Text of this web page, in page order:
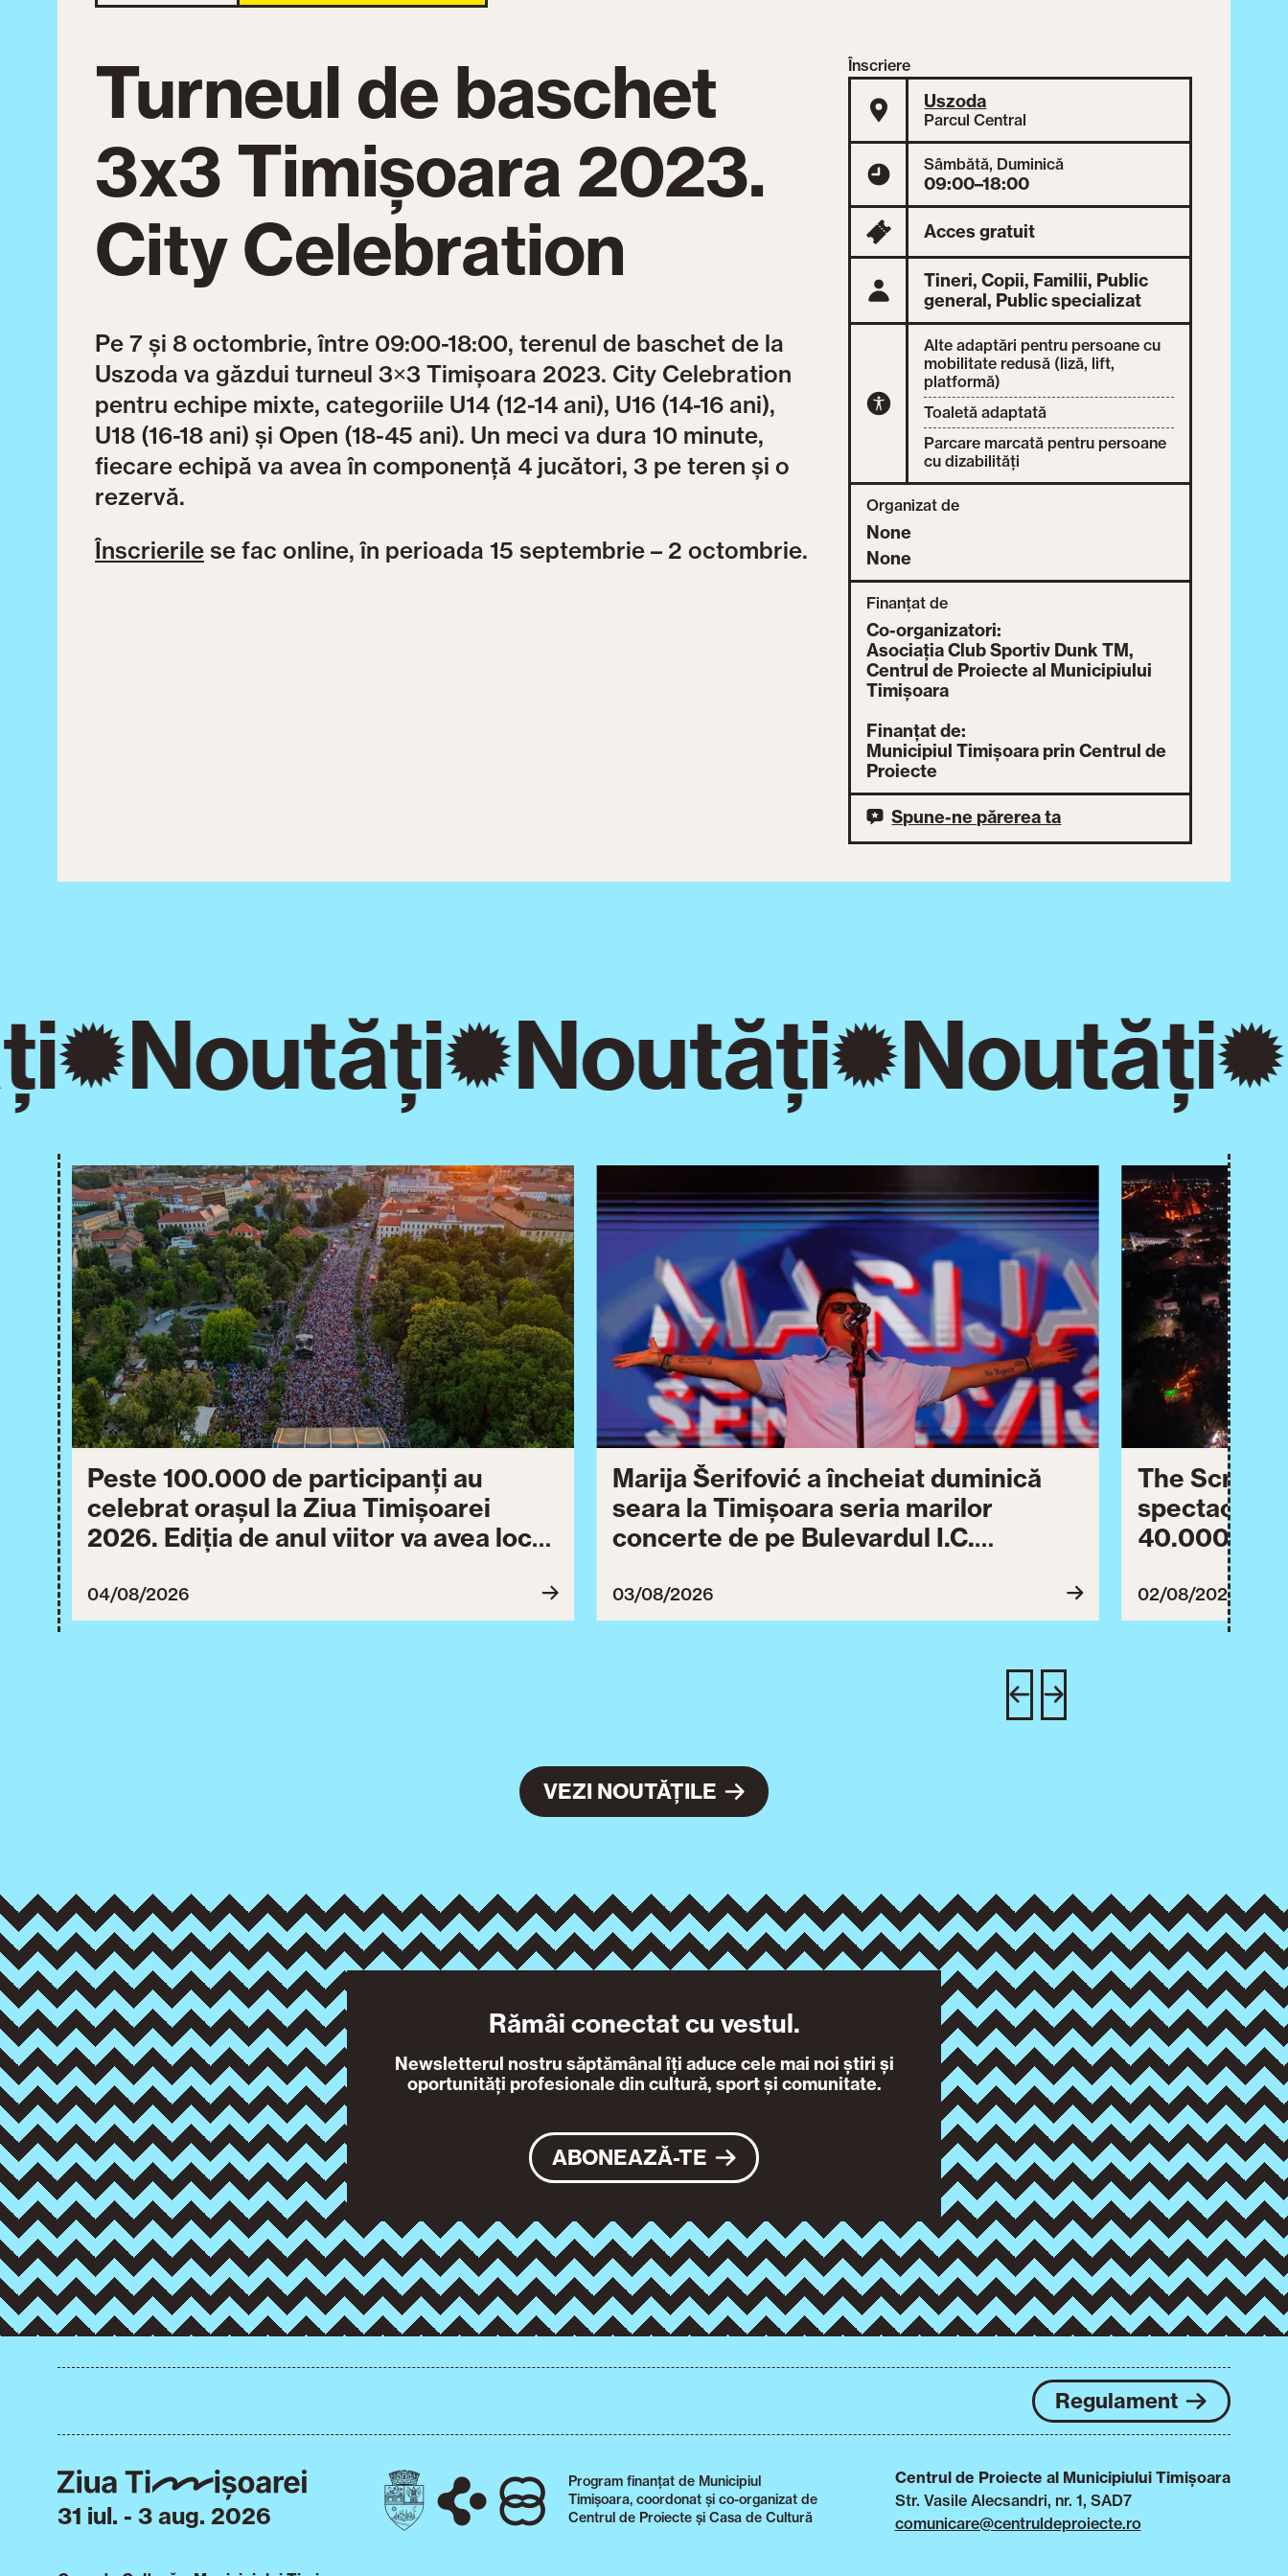
Turneul de baschet
3x3 Timișoara 2023.
City Celebration
Pe 7 și 8 octombrie, între 09:00-18:00, terenul de baschet de la
Uszoda va găzdui turneul 3×3 Timișoara 2023. City Celebration
pentru echipe mixte, categoriile U14 (12-14 ani), U16 (14-16 ani),
U18 (16-18 ani) și Open (18-45 ani). Un meci va dura 10 minute,
fiecare echipă va avea în componență 4 jucători, 3 pe teren și o
rezervă.
Înscrierile se fac online, în perioada 15 septembrie – 2 octombrie.
Înscriere
Uszoda
Parcul Central
Sâmbătă, Duminică
09:00–18:00
Acces gratuit
Tineri, Copii, Familii, Public
general, Public specializat
Alte adaptări pentru persoane cu
mobilitate redusă (liză, lift,
platformă)
Toaletă adaptată
Parcare marcată pentru persoane
cu dizabilități
Organizat de
None
None
Finanțat de
Co-organizatori:
Asociația Club Sportiv Dunk TM,
Centrul de Proiecte al Municipiului
Timișoara
Finanțat de:
Municipiul Timișoara prin Centrul de
Proiecte
Spune-ne părerea ta
Noutăți Noutăți Noutăți
Peste 100.000 de participanți au
celebrat orașul la Ziua Timișoarei
2026. Ediția de anul viitor va avea loc
04/08/2026
Marija Šerifović a încheiat duminică
seara la Timișoara seria marilor
concerte de pe Bulevardul I.C.
Ziua Timișoarei continuă astăzi cu o
ultimă serie de evenimente culturale
03/08/2026
The Script
40.000 de
împreună
02/08/2026
VEZI NOUTĂȚILE
Rămâi conectat cu vestul.
Newsletterul nostru săptămânal îți aduce cele mai noi știri și
oportunități profesionale din cultură, sport și comunitate.
ABONEAZĂ-TE
Regulament
31 iul. - 3 aug. 2026
Program finanțat de Municipiul
Timișoara, coordonat și co-organizat de
Centrul de Proiecte și Casa de Cultură
Centrul de Proiecte al Municipiului Timișoara
Str. Vasile Alecsandri, nr. 1, SAD7
comunicare@centruldeproiecte.ro